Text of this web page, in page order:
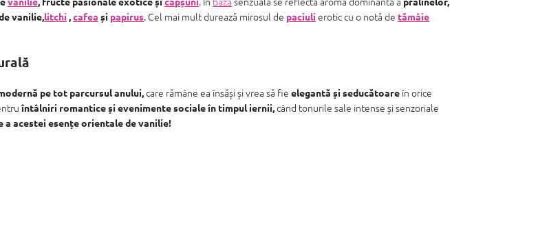
vanilie, litchi cafea și papirus. Cel mai mult durează mirosul de paciuli erotic cu o notă de tămâie
pe tot parcursul anului, care rămâne ea însăși și vrea să fie elegantă și seducătoareîn orice
întâlniri romantice și evenimente sociale în timpul iernii, când tonurile sale intense și senzoriale
acestei esențe orientale de vanilie!